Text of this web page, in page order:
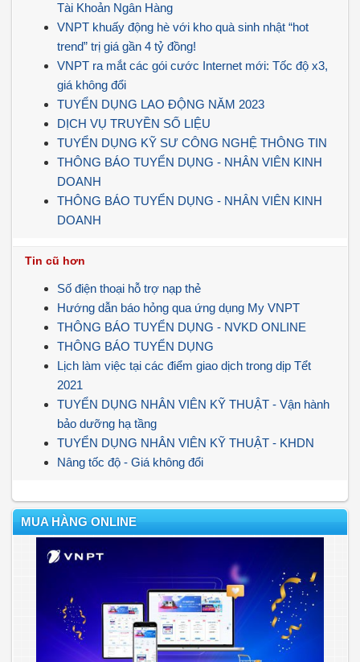
Tài Khoản Ngân Hàng
VNPT khuấy động hè với kho quà sinh nhật “hot
trend” trị giá gần 4 tỷ đồng!
VNPT ra mắt các gói cước Internet mới: Tốc độ x3,
giá không đổi
TUYỂN DỤNG LAO ĐỘNG NĂM 2023
DỊCH VỤ TRUYỀN SỐ LIỆU
TUYỂN DỤNG KỸ SƯ CÔNG NGHỆ THÔNG TIN
THÔNG BÁO TUYỂN DỤNG - NHÂN VIÊN KINH
DOANH
THÔNG BÁO TUYỂN DỤNG - NHÂN VIÊN KINH
DOANH
Tin cũ hơn
Số điện thoại hỗ trợ nạp thẻ
Hướng dẫn báo hỏng qua ứng dụng My VNPT
THÔNG BÁO TUYỂN DỤNG - NVKD ONLINE
THÔNG BÁO TUYỂN DỤNG
Lịch làm việc tại các điểm giao dịch trong dịp Tểt
2021
TUYỂN DỤNG NHÂN VIÊN KỸ THUẬT - Vận hành
bảo dưỡng hạ tầng
TUYỂN DỤNG NHÂN VIÊN KỸ THUẬT - KHDN
Nâng tốc độ - Giá không đổi
MUA HÀNG ONLINE